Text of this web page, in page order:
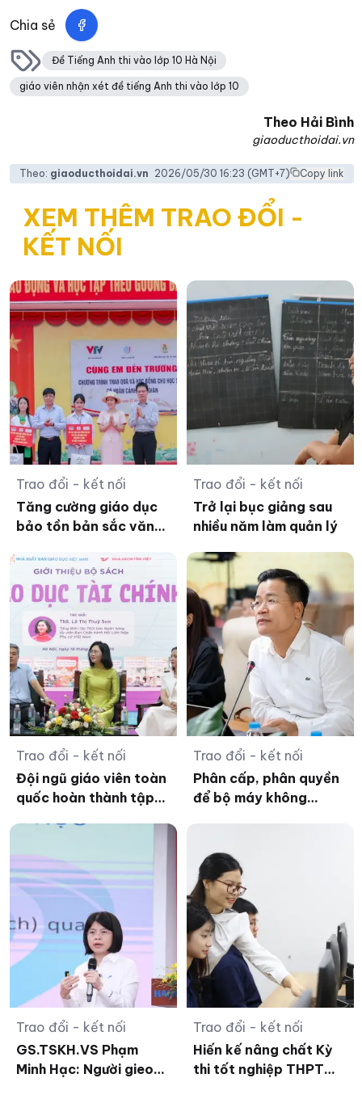
Chia sẻ
Đề Tiếng Anh thi vào lớp 10 Hà Nội
giáo viên nhận xét đề tiếng Anh thi vào lớp 10
Theo Hải Bình
giaoducthoidai.vn
Theo: giaoducthoidai.vn 2026/05/30 16:23 (GMT+7) Copy link
XEM THÊM TRAO ĐỔI -
KẾT NỐI
Trao đổi - kết nối
Tăng cường giáo dục
bảo tồn bản sắc văn
Bahnar ở tiểu học
Trao đổi - kết nối
Trở lại bục giảng sau
nhiều năm làm quản lý
Trao đổi - kết nối
Đội ngũ giáo viên toàn
quốc hoàn thành tập
Trao đổi - kết nối
Phân cấp, phân quyền
để bộ máy không
Trao đổi - kết nối
GS.TSKH.VS Phạm
Minh Hạc: Người gieo
Trao đổi - kết nối
Hiến kế nâng chất Kỳ
thi tốt nghiệp THPT